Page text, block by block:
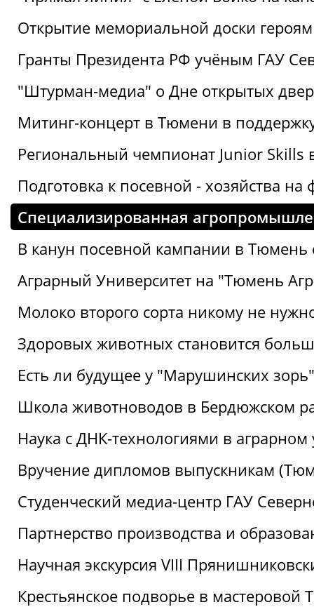
Открытие мемориальной доски
Гранты Президента РФ учёным ГАУ
"Штурман-медиа" о Дне открытых
Митинг-концерт в Тюмени в
Региональный чемпионат Junior Skills
Подготовка к посевной - хозяйства
Специализированная
В канун посевной кампании в Тюмень
Аграрный Университет на "Тюмень
Молоко второго сорта никому не
Здоровых животных становится
Есть ли будущее у "Марушинских
Школа животноводов в Бердюжском
Наука с ДНК-технологиями в аграрном
Вручение дипломов выпускникам
Студенческий медиа-центр ГАУ
Партнерство производства и
Научная экскурсия VIII
Крестьянское подворье в мастеровой